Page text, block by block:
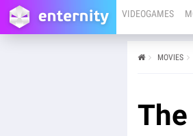
VIDEOGAMES
MOVIES
Νικήτας Καβουκλής
Nolan έχουν ξεκινήσει στο Marrakesh του
οι πρώτες εικόνες έχουν αρχίσει να